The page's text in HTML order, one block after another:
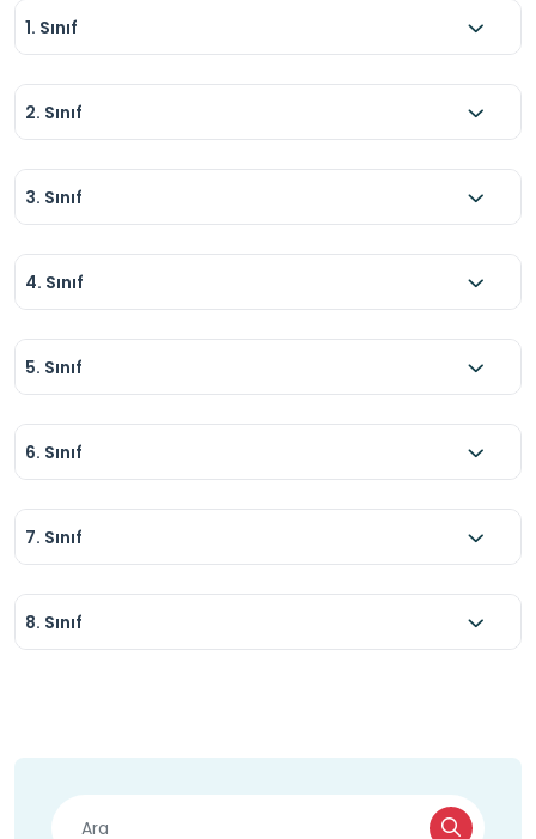
1. Sınıf
2. Sınıf
3. Sınıf
4. Sınıf
5. Sınıf
6. Sınıf
7. Sınıf
8. Sınıf